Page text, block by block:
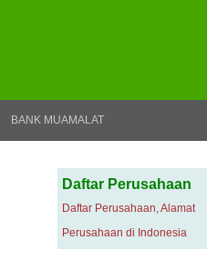
BANK MUAMALAT
Daftar Perusahaan
Daftar Perusahaan, Alamat
Perusahaan di Indonesia